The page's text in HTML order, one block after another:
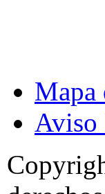
Mapa
Aviso